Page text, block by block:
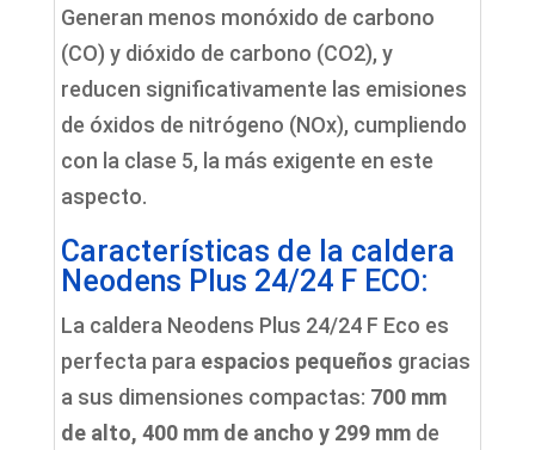
Generan menos monóxido de carbono
(CO) y dióxido de carbono (CO2), y
reducen significativamente las emisiones
de óxidos de nitrógeno (NOx), cumpliendo
con la clase 5, la más exigente en este
aspecto.
Características de la caldera
Neodens Plus 24/24 F ECO:
La caldera Neodens Plus 24/24 F Eco es
perfecta para espacios pequeños gracias
a sus dimensiones compactas: 700 mm
de alto, 400 mm de ancho y 299 mmde